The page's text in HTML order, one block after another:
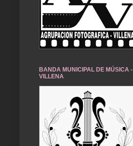
BANDA MUNICIPAL DE MÚSICA -
VILLENA